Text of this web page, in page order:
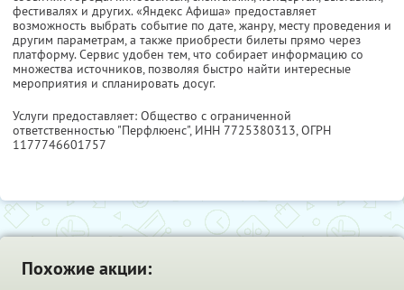
фестивалях и других. «Яндекс Афиша» предоставляет
возможность выбрать событие по дате, жанру, месту проведения и
другим параметрам, а также приобрести билеты прямо через
платформу. Сервис удобен тем, что собирает информацию со
множества источников, позволяя быстро найти интересные
мероприятия и спланировать досуг.
Услуги предоставляет: Общество с ограниченной
ответственностью "Перфлюенс", ИНН 7725380313, ОГРН
1177746601757
Похожие акции: